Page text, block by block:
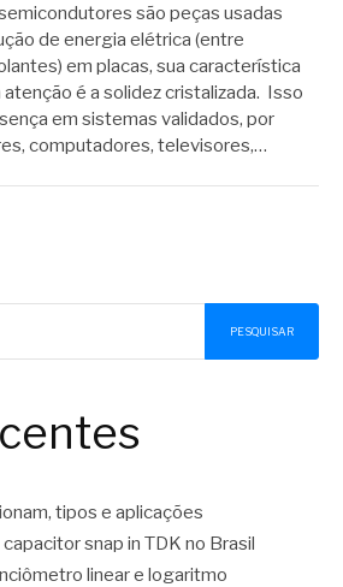
são peças usadas
de energia elétrica (entre
em placas, sua característica
atenção é a solidez cristalizada. Isso
em sistemas validados, por
computadores, televisores,…
PESQUISAR
tipos e aplicações
snap in TDK no Brasil
linear e logaritmo